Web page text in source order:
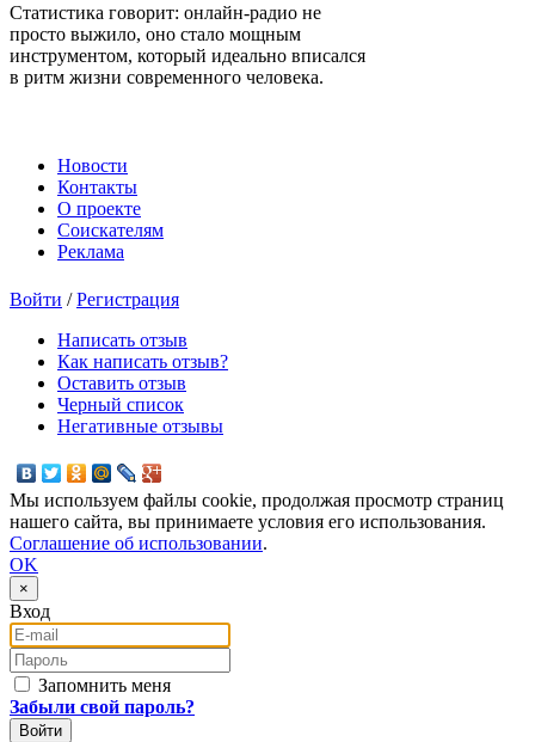
Статистика говорит: онлайн-радио не
просто выжило, оно стало мощным
инструментом, который идеально вписался
в ритм жизни современного человека.
Новости
Контакты
О проекте
Соискателям
Реклама
Войти /Регистрация
Написать отзыв
Как написать отзыв?
Оставить отзыв
Черный список
Негативные отзывы
Мы используем файлы cookie, продолжая просмотр страниц
нашего сайта, вы принимаете условия его использования.
Соглашение об использовании.
OK
×
Вход
E-mail
Пароль
Запомнить меня
Забыли свой пароль?